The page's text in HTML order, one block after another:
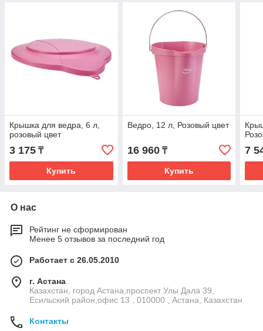
Крышка для ведра, 6 л,
розовый цвет
3 175 ₸
Купить
Ведро, 12 л, Розовый цвет
16 960₸
Купить
7
О нас
Рейтинг не сформирован
Менее 5 отзывов за последний год
Работает с 26.05.2010
г. Астана
Казахстан, город Астана,проспект Улы Дала 39,
Есильский район,офис 13 , 010000 , Астана, Казахстан
Контакты